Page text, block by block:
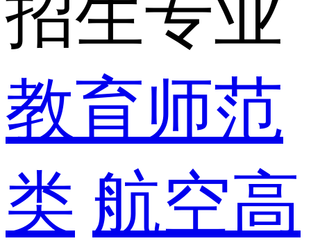
招生专业
教育师范
类 航空高